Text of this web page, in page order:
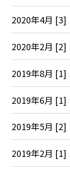
2020年4月 [3]
2020年2月 [2]
2019年8月 [1]
2019年6月 [1]
2019年5月 [2]
2019年2月 [1]